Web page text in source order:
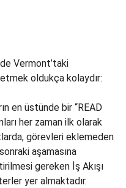
Vermont’taki
oldukça kolaydır:
en üstünde bir “READ
her zaman ilk olarak
görevleri eklemeden
aşamasına
gereken İş Akışı
yer almaktadır.